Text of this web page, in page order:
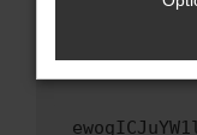
versuchen,
uns diesen